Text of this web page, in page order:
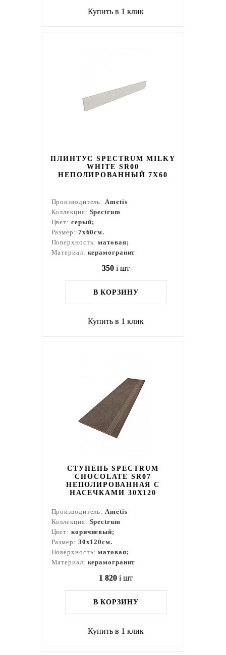
Купить в 1 клик
ПЛИНТУС SPECTRUM MILKY
WHITE SR00
НЕПОЛИРОВАННЫЙ 7X60
Производитель:Ametis
Коллекция: Spectrum
Цвет: серый;
Размер: 7x60см.
Поверхность:матовая;
Материал: керамогранит
350 i шт
В КОРЗИНУ
Купить в 1 клик
СТУПЕНЬ SPECTRUM
CHOCOLATE SR07
НЕПОЛИРОВАННАЯ С
НАСЕЧКАМИ 30X120
Производитель:Ametis
Коллекция: Spectrum
Цвет: коричневый;
Размер: 30x120см.
Поверхность:матовая;
Материал: керамогранит
1 820 i шт
В КОРЗИНУ
Купить в 1 клик